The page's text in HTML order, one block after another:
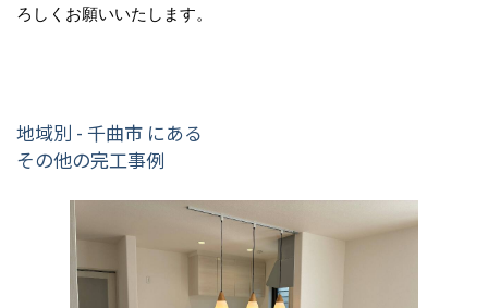
ろしくお願いいたします。
地域別 - 千曲市 にある
その他の完工事例